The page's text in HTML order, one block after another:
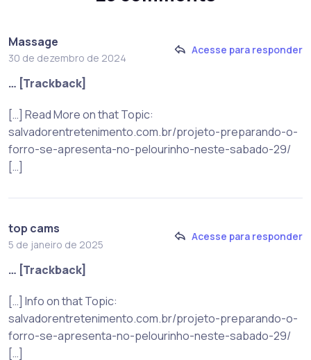
Massage
30 de dezembro de 2024
Acesse para responder
… [Trackback]
[…] Read More on that Topic:
salvadorentretenimento.com.br/projeto-preparando-o-
forro-se-apresenta-no-pelourinho-neste-sabado-29/
[…]
top cams
5 de janeiro de 2025
Acesse para responder
… [Trackback]
[…] Info on that Topic:
salvadorentretenimento.com.br/projeto-preparando-o-
forro-se-apresenta-no-pelourinho-neste-sabado-29/
[…]